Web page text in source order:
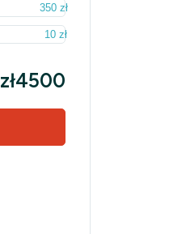
350 zł
10 zł
zł4500